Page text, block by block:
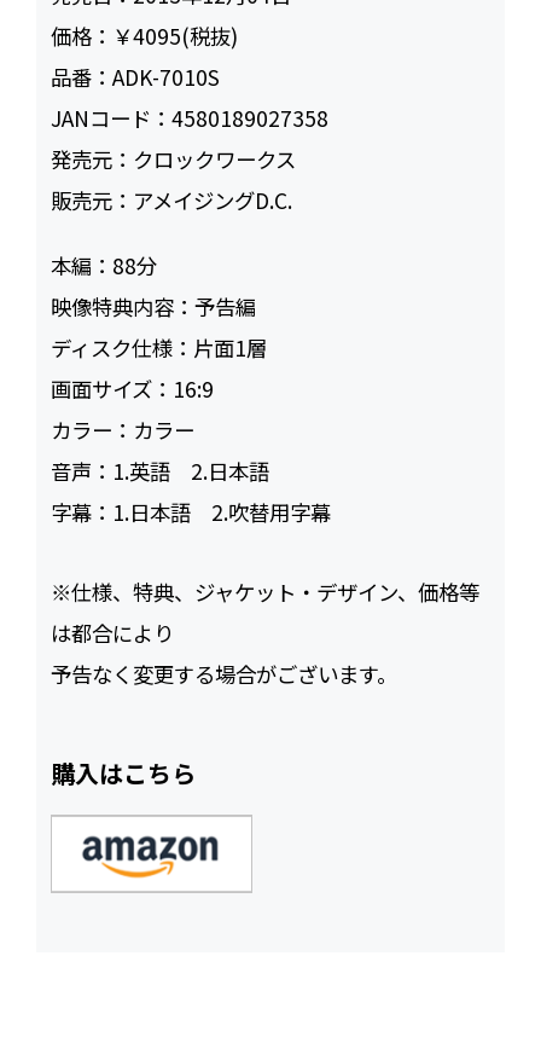
価格： ￥4095(税抜)
品番：ADK-7010S
JANコード：4580189027358
発売元： クロックワークス
販売元： アメイジングD.C.
本編： 88
映像特典内容：予告編
ディスク仕様： 片面1層
画面サイズ： 16:9
カラー： カラー
音声： 1.英語 2.日本語
字幕： 1.日本語 2.吹替用字幕
※仕様、特典、ジャケット・デザイン、価格等
は都合により
予告なく変更する場合がございます。
購入はこちら